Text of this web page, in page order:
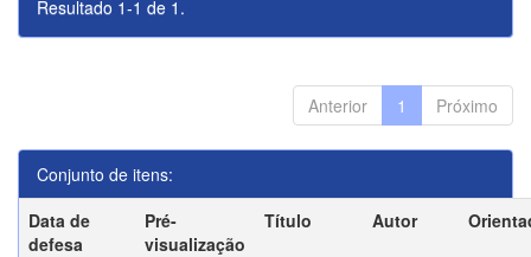
Resultado 1-1 de 1.
Anterior 1 Próximo
Conjunto de itens:
Data de
defesa
Pré-
visualização
Título Autor